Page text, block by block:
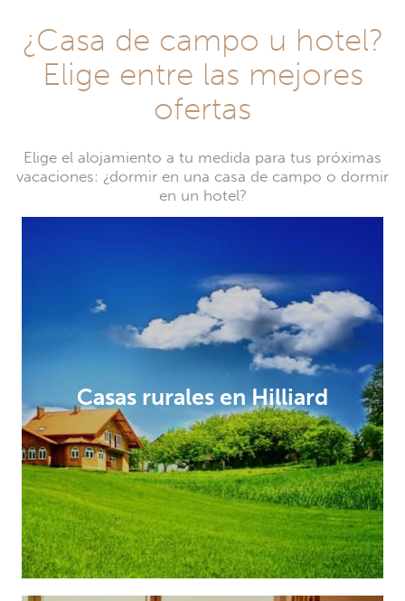
¿Casa de campo u hotel?
Elige entre las mejores
ofertas
Elige el alojamiento a tu medida para tus próximas
vacaciones: ¿dormir en una casa de campo o dormir
en un hotel?
Casas rurales en Hilliard